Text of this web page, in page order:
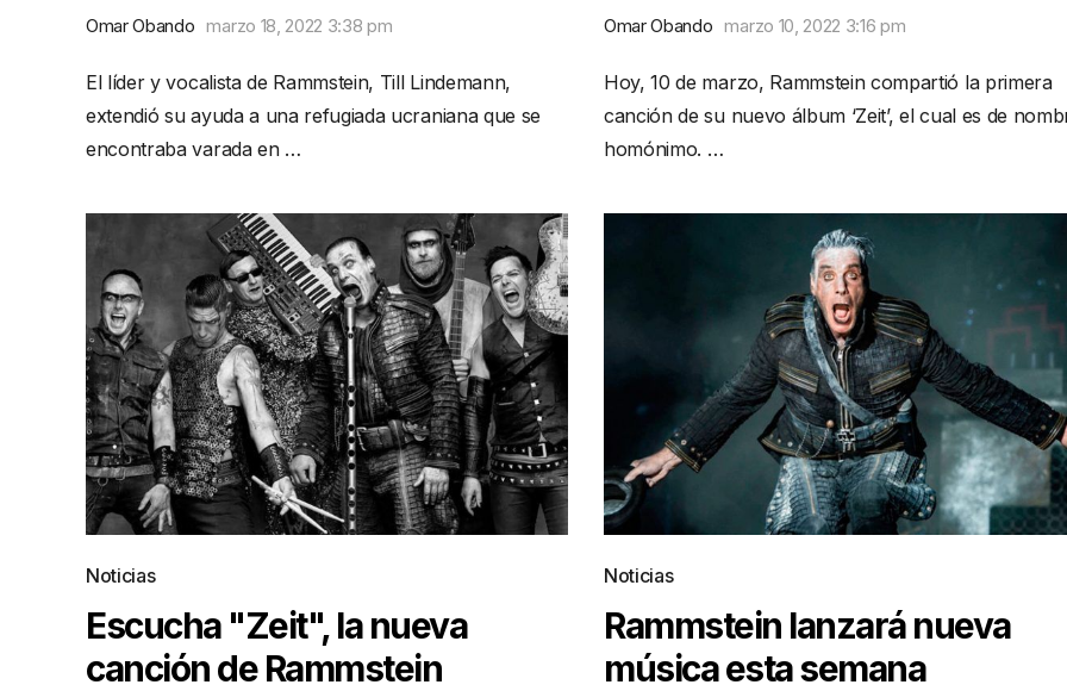
Omar Obando marzo 18, 2022 3:38 pm
El líder y vocalista de Rammstein, Till Lindemann,
extendió su ayuda a una refugiada ucraniana que se
encontraba varada en …
Omar Obando marzo 10, 2022 3:16 pm
Hoy, 10 de marzo, Rammstein compartió la primera
canción de su nuevo álbum ‘Zeit’, el cual es de
homónimo. …
Noticias
Escucha "Zeit", la nueva
canción de Rammstein
Noticias
Rammstein lanzará nueva
música esta semana